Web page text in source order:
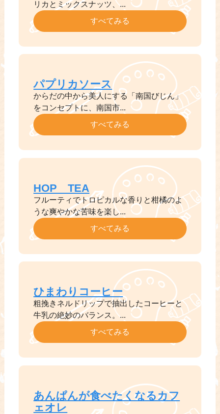
リカとミックスナッツ、...
すべてみる
パプリカソース
からだの中から美人にする「南国びじん」
をコンセプトに、南国市...
すべてみる
HOP TEA
フルーティでトロピカルな香りと柑橘のよ
うな爽やかな苦味を楽し...
すべてみる
ひまわりコーヒー
粗挽きネルドリップで抽出したコーヒーと
牛乳の絶妙のバランス。...
すべてみる
あんぱんが食べたくなるカフ
ェオレ